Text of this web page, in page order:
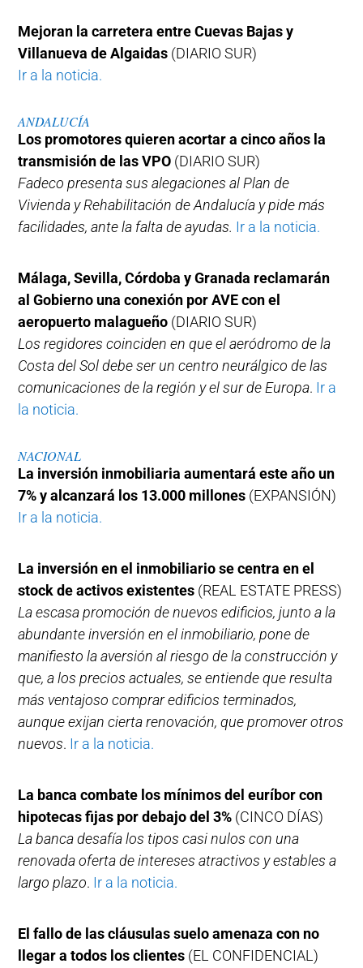
Mejoran la carretera entre Cuevas Bajas y
Villanueva de Algaidas (DIARIO SUR)
Ir a la noticia.
ANDALUCÍA
Los promotores quieren acortar a cinco años la
transmisión de las VPO (DIARIO SUR)
Fadeco presenta sus alegaciones al Plan de
Vivienda y Rehabilitación de Andalucía y pide más
facilidades, ante la falta de ayudas. Ir a la noticia.
Málaga, Sevilla, Córdoba y Granada reclamarán
al Gobierno una conexión por AVE con el
aeropuerto malagueño (DIARIO SUR)
Los regidores coinciden en que el aeródromo de la
Costa del Sol debe ser un centro neurálgico de las
comunicaciones de la región y el sur de Europa. Ir a
la noticia.
NACIONAL
La inversión inmobiliaria aumentará este año un
7% y alcanzará los 13.000 millones (EXPANSIÓN)
Ir a la noticia.
La inversión en el inmobiliario se centra en el
stock de activos existentes (REAL ESTATE PRESS)
La escasa promoción de nuevos edificios, junto a la
abundante inversión en el inmobiliario, pone de
manifiesto la aversión al riesgo de la construcción y
que, a los precios actuales, se entiende que resulta
más ventajoso comprar edificios terminados,
aunque exijan cierta renovación, que promover otros
nuevos. Ir a la noticia.
La banca combate los mínimos del euríbor con
hipotecas fijas por debajo del 3% (CINCO DÍAS)
La banca desafía los tipos casi nulos con una
renovada oferta de intereses atractivos y estables a
largo plazo. Ir a la noticia.
El fallo de las cláusulas suelo amenaza con no
llegar a todos los clientes (EL CONFIDENCIAL)